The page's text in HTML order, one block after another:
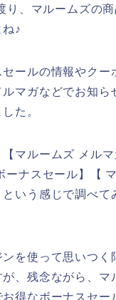
り、マルームズの
♪
ールの情報やクー
マガなどでお知ら
た。
マルームズ メル
ーナスセール】【
いう感じで調べて
を使って思いつく
が、残念ながら、マ
得なボーナスセー